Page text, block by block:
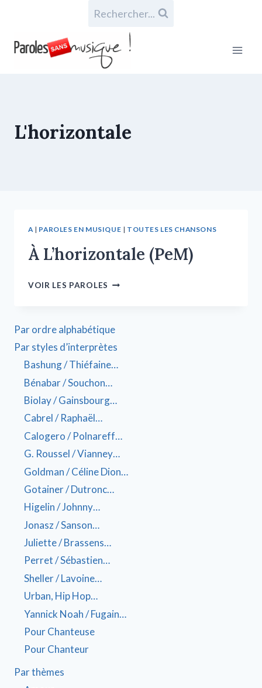
Rechercher...
L'horizontale
A| PAROLES EN MUSIQUE | TOUTES LES CHANSONS
À L’horizontale (PeM)
VOIR LES PAROLES
Par ordre alphabétique
Par styles d’interprètes
Bashung / Thiéfaine…
Bénabar / Souchon…
Biolay / Gainsbourg…
Cabrel / Raphaël…
Calogero / Polnareff…
G. Roussel / Vianney…
Goldman / Céline Dion…
Gotainer / Dutronc…
Higelin / Johnny…
Jonasz / Sanson…
Juliette / Brassens…
Perret / Sébastien…
Sheller / Lavoine…
Urban, Hip Hop…
Yannick Noah / Fugain…
Pour Chanteuse
Pour Chanteur
Par thèmes